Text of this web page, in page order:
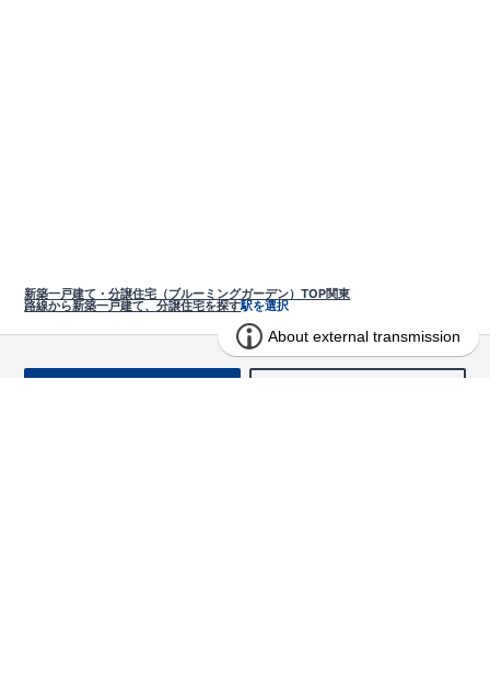
新築一戸建て・分譲住宅（ブルーミングガーデン）TOP関東
路線から新築一戸建て、分譲住宅を探す駅を選択